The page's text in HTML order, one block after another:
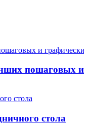
пошаговых и
стола